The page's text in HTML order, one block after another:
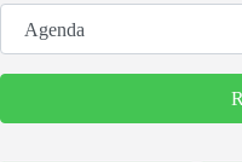
Sélectionnez le type de recherche